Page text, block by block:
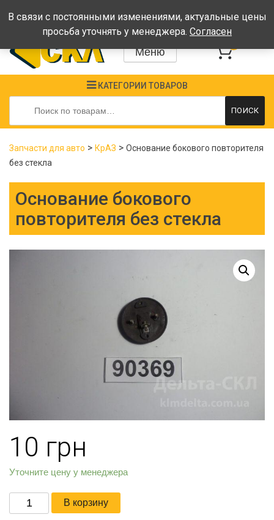
Время работы: Пн-Пт: 08:00-17:00, Сб-Вс - выходные
Меню
КАТЕГОРИИ ТОВАРОВ
Искать:
ПОИСК
Запчасти для авто > КрАЗ > Основание бокового повторителя
без стекла
Основание бокового
повторителя без стекла
10 грн
Уточните цену у менеджера
Количество
товара
В корзину
В связи с постоянными изменениями, актуальные цены
просьба уточнять у менеджера. Согласен